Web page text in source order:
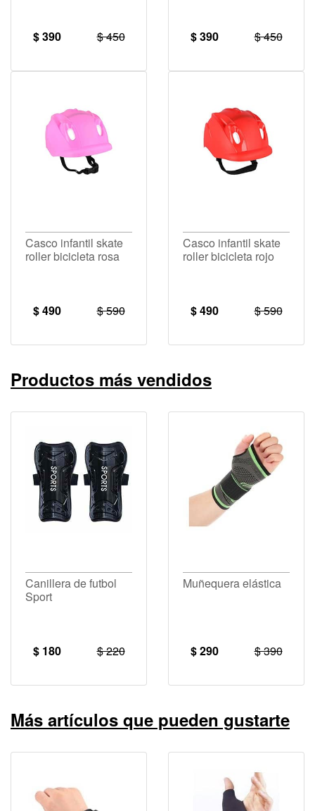
$ 390 $ 450 $ 390 $ 450
Casco infantil skate
roller bicicleta rosa
$ 490 $ 590
Casco infantil skate
roller bicicleta rojo
$ 490 $ 590
Productos más vendidos
Canillera de futbol
Sport
$ 180 $ 220
Muñequera elástica
$ 290 $ 390
Más artículos que pueden gustarte